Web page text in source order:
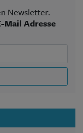
Newsletter.
Mail Adresse